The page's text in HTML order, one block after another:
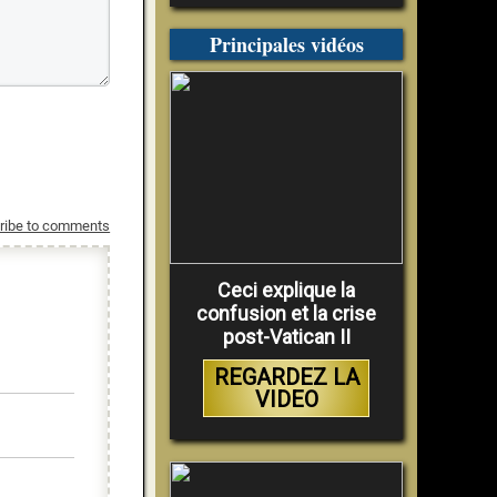
to comments
Principales vidéos
Ceci explique la
confusion et la crise
post-Vatican II
REGARDEZ LA
VIDEO